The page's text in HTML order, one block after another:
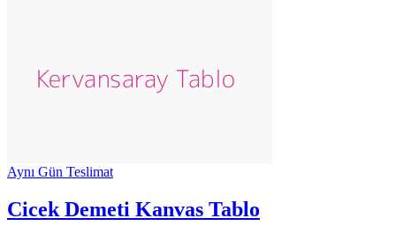
Aynı Gün Teslimat
Cicek Demeti Kanvas Tablo